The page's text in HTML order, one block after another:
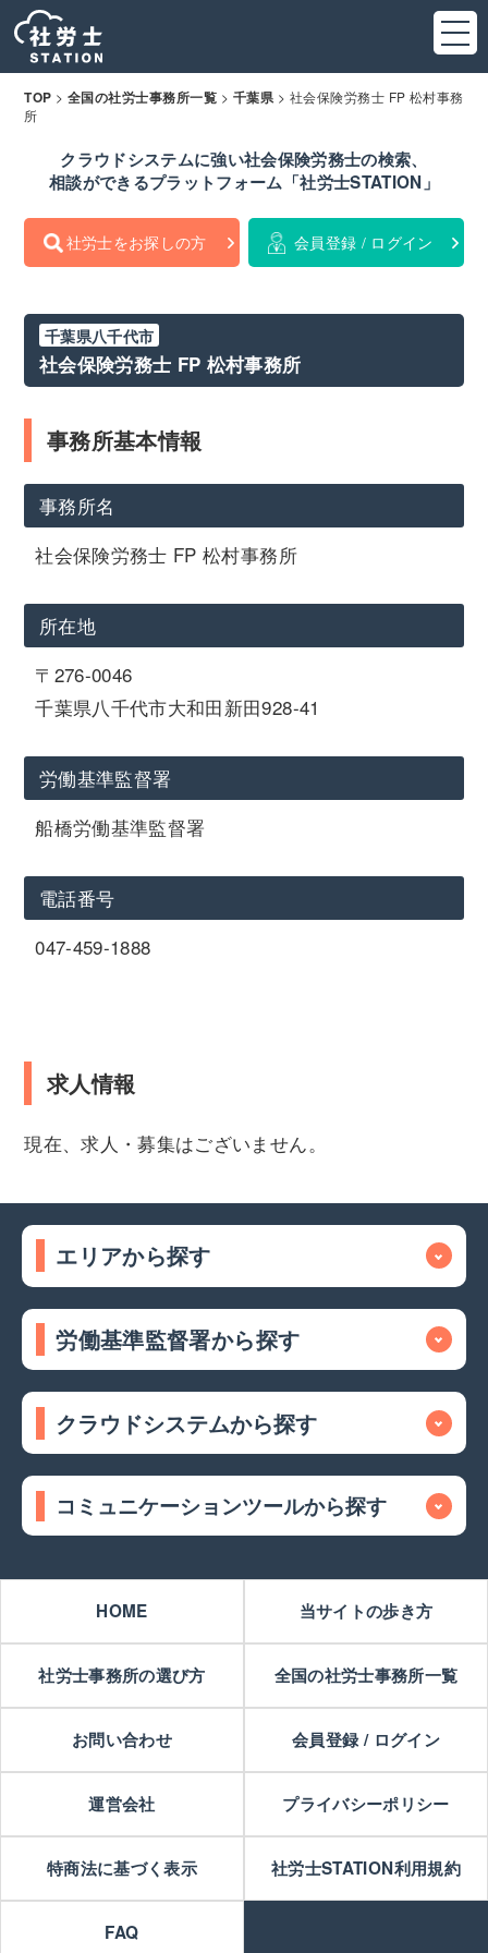
TOP > 全国の社労士事務所一覧 > 千葉県 > 社会保険労務士 FP 松村事務
所
クラウドシステムに強い社会保険労務士の検索、
相談ができるプラットフォーム「社労士STATION」
社労士をお探しの方 会員登録 / ログイン
千葉県八千代市
社会保険労務士 FP 松村事務所
事務所基本情報
事務所名
社会保険労務士 FP 松村事務所
所在地
〒276-0046
千葉県八千代市大和田新田928-41
労働基準監督署
船橋労働基準監督署
電話番号
047-459-1888
求人情報
現在、求人・募集はございません。
エリアから探す
労働基準監督署から探す
クラウドシステムから探す
コミュニケーションツールから探す
HOME 当サイトの歩き方
社労士事務所の選び方 全国の社労士事務所一覧
お問い合わせ 会員登録 / ログイン
運営会社 プライバシーポリシー
特商法に基づく表示 社労士STATION利用規約
FAQ